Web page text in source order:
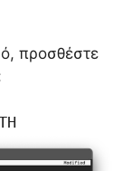
προσθέστε